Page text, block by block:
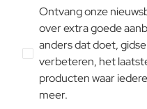
Ontvang onze
over extra goede
anders dat doet,
verbeteren, het
producten waar
meer.